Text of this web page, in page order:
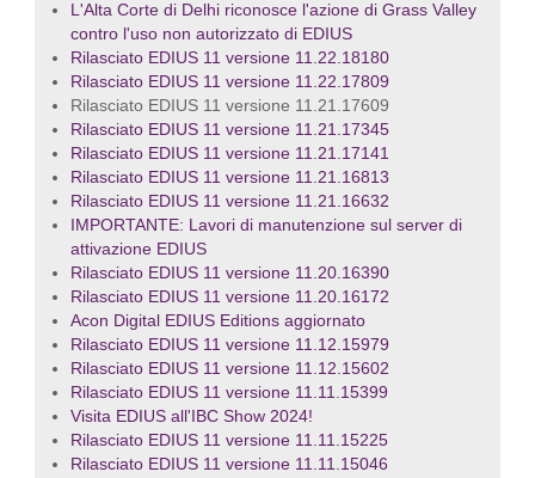
L'Alta Corte di Delhi riconosce l'azione di Grass Valley
contro l'uso non autorizzato di EDIUS
Rilasciato EDIUS 11 versione 11.22.18180
Rilasciato EDIUS 11 versione 11.22.17809
Rilasciato EDIUS 11 versione 11.21.17609
Rilasciato EDIUS 11 versione 11.21.17345
Rilasciato EDIUS 11 versione 11.21.17141
Rilasciato EDIUS 11 versione 11.21.16813
Rilasciato EDIUS 11 versione 11.21.16632
IMPORTANTE: Lavori di manutenzione sul server di
attivazione EDIUS
Rilasciato EDIUS 11 versione 11.20.16390
Rilasciato EDIUS 11 versione 11.20.16172
Acon Digital EDIUS Editions aggiornato
Rilasciato EDIUS 11 versione 11.12.15979
Rilasciato EDIUS 11 versione 11.12.15602
Rilasciato EDIUS 11 versione 11.11.15399
Visita EDIUS all'IBC Show 2024!
Rilasciato EDIUS 11 versione 11.11.15225
Rilasciato EDIUS 11 versione 11.11.15046